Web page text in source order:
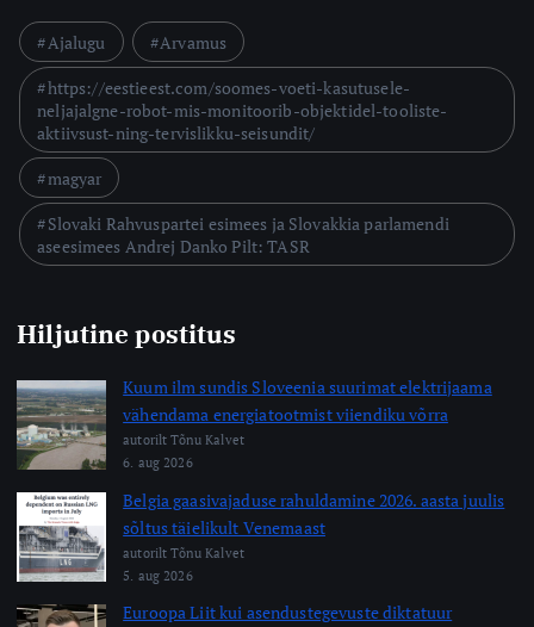
Ajalugu
Arvamus
https://eestieest.com/soomes-voeti-kasutusele-
neljajalgne-robot-mis-monitoorib-objektidel-tooliste-
aktiivsust-ning-tervislikku-seisundit/
magyar
Slovaki Rahvuspartei esimees ja Slovakkia parlamendi
aseesimees Andrej Danko Pilt: TASR
Hiljutine postitus
Kuum ilm sundis Sloveenia suurimat elektrijaama
vähendama energiatootmist viiendiku võrra
autorilt Tõnu Kalvet
6. aug 2026
Belgia gaasivajaduse rahuldamine 2026. aasta juulis
sõltus täielikult Venemaast
autorilt Tõnu Kalvet
5. aug 2026
Euroopa Liit kui asendustegevuste diktatuur